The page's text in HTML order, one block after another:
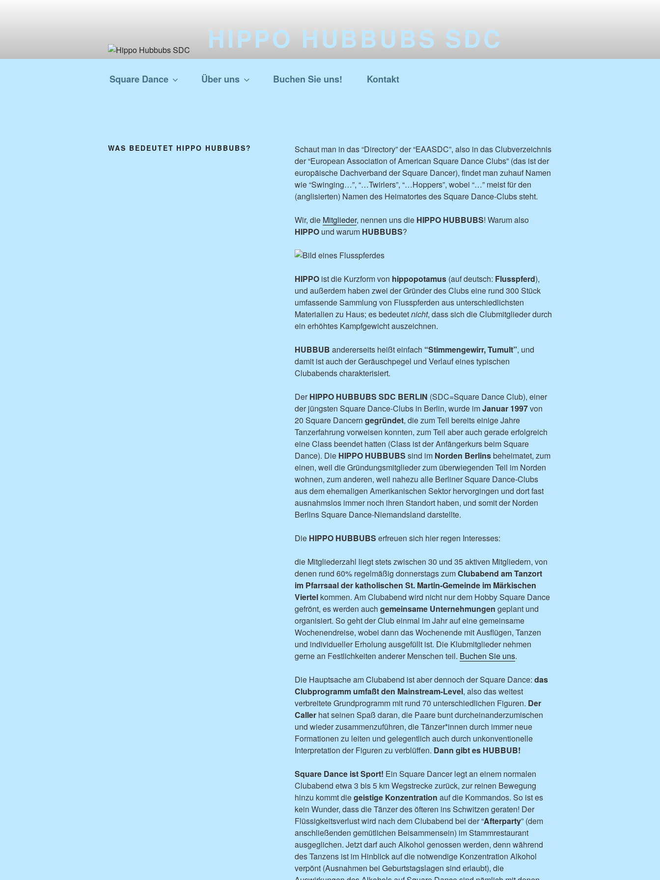
HIPPO HUBBUBS SDC
Square Dance Club in Berlin
Square Dance Über uns Buchen Sie uns! Kontakt
WAS BEDEUTET HIPPO HUBBUBS?
Schaut man in das “Directory” der “EAASDC”, also in das Clubverzeichnis
der “European Association of American Square Dance Clubs” (das ist der
europäische Dachverband der Square Dancer), findet man zuhauf Namen
wie “Swinging…”, “…Twirlers”, “…Hoppers”, wobei “…” meist für den
(anglisierten) Namen des Heimatortes des Square Dance-Clubs steht.
Wir, die Mitglieder, nennen uns die HIPPO HUBBUBS! Warum also
HIPPOund warum HUBBUBS?
HIPPOist die Kurzform von hippopotamus(auf deutsch: Flusspferd),
und außerdem haben zwei der Gründer des Clubs eine rund 300 Stück
umfassende Sammlung von Flusspferden aus unterschiedlichsten
Materialien zu Haus; es bedeutetnicht, dass sich die Clubmitglieder durch
ein erhöhtes Kampfgewicht auszeichnen.
HUBBUB andererseits heißt einfach “Stimmengewirr, Tumult”, und
damit ist auch der Geräuschpegel und Verlauf eines typischen
Clubabends charakterisiert.
DerHIPPO HUBBUBS SDC BERLIN (SDC=Square Dance Club), einer
der jüngsten Square Dance-Clubs in Berlin, wurde imJanuar 1997von
20 Square Dancern gegründet, die zum Teil bereits einige Jahre
Tanzerfahrung vorweisen konnten, zum Teil aber auch gerade erfolgreich
eine Class beendet hatten (Class ist der Anfängerkurs beim Square
Dance). Die HIPPO HUBBUBS sind im Norden Berlinsbeheimatet, zum
einen, weil die Gründungsmitglieder zum überwiegenden Teil im Norden
wohnen, zum anderen, weil nahezu alle Berliner Square Dance-Clubs
aus dem ehemaligen Amerikanischen Sektor hervorgingen und dort fast
ausnahmslos immer noch ihren Standort haben, und somit der Norden
Berlins Square Dance-Niemandsland darstellte.
Die HIPPO HUBBUBS erfreuen sich hier regen Interesses:
die Mitgliederzahl liegt stets zwischen 30 und 35 aktiven Mitgliedern, von
denen rund 60% regelmäßig donnerstags zumClubabend am Tanzort
im Pfarrsaal der katholischen St. Martin-Gemeinde im Märkischen
Viertelkommen. Am Clubabend wird nicht nur dem Hobby Square Dance
gefrönt, es werden auch gemeinsame Unternehmungen geplant und
organisiert. So geht der Club einmal im Jahr auf eine gemeinsame
Wochenendreise, wobei dann das Wochenende mit Ausflügen, Tanzen
und individueller Erholung ausgefüllt ist. Die Klubmitglieder nehmen
gerne an Festlichkeiten anderer Menschen teil. Buchen Sie uns.
Die Hauptsache am Clubabend ist aber dennoch der Square Dance: das
Clubprogramm umfaßt den Mainstream-Level, also das weitest
verbreitete Grundprogramm mit rund 70 unterschiedlichen Figuren. Der
Callerhat seinen Spaß daran, die Paare bunt durcheinanderzumischen
und wieder zusammenzuführen, die Tänzer*innen durch immer neue
Formationen zu leiten und gelegentlich auch durch unkonventionelle
Interpretation der Figuren zu verblüffen. Dann gibt es HUBBUB!
Square Dance ist Sport! Ein Square Dancer legt an einem normalen
Clubabend etwa 3 bis 5 km Wegstrecke zurück, zur reinen Bewegung
hinzu kommt diegeistige Konzentration auf die Kommandos. So ist es
kein Wunder, dass die Tänzer des öfteren ins Schwitzen geraten! Der
Flüssigkeitsverlust wird nach dem Clubabend bei der “Afterparty” (dem
anschließenden gemütlichen Beisammensein) im Stammrestaurant
ausgeglichen. Jetzt darf auch Alkohol genossen werden, denn während
des Tanzens ist im Hinblick auf die notwendige Konzentration Alkohol
verpönt (Ausnahmen bei Geburtstagslagen sind erlaubt), die